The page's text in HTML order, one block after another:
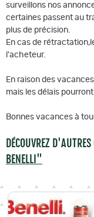
surveillons nos
certaines passent au
plus de précision.
En cas de
l'acheteur.
En raison des
mais les délais
Bonnes vacances à
DÉCOUVREZ
BENELLI"